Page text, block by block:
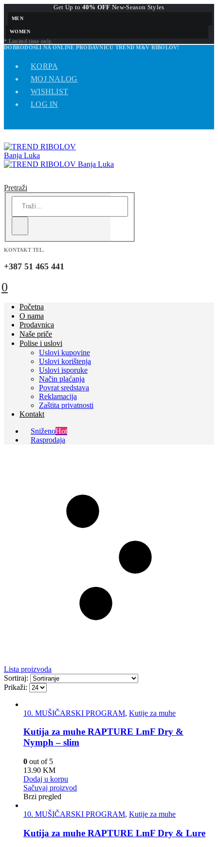
Get Up to 40% OFF New-Season Styles
MEN
WOMEN
* Limited time only.
DOBRODOŠLI NA ONLINE PRODAVNICU TREND M&V RIBOLOV!
KORPA
MOJ NALOG
WISHLIST
LOG IN
Pretraži
KONTAKT TEL.
+387 51 465 441
0
Početna
O nama
Prodavnica
Naše priče
Polise i uslovi
Uslovi kupovine
Uslovi korištenja
Uslovi isporuke
Način plaćanja
Povrat sredstava
Reklamacija
Zaštita privatnosti
Kontakt
SniženoHot
Rasprodaja
Lista proizvoda
Sortiraj:
Prikaži:
10. MUŠIČARSKI PROGRAM, Kutije za muhe
Kutija za muhe RAPTURE LmF Dry &
Nymph – slim
0 out of 5
13.90 KM
Dodaj u korpu
Sačuvaj proizvod
Brzi pregled
10. MUŠIČARSKI PROGRAM, Kutije za muhe
Kutija za muhe RAPTURE LmF Dry & Lure